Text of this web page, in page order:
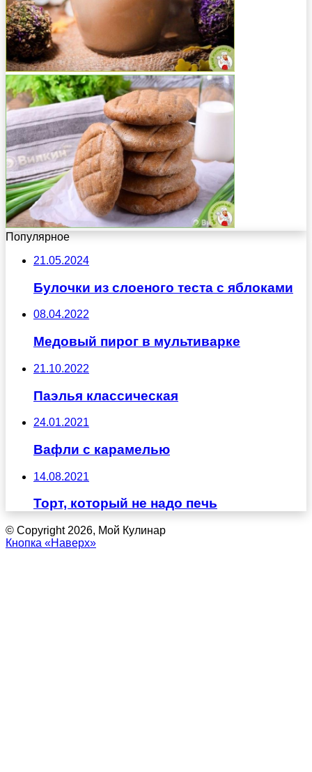
Популярное
21.05.2024
Булочки из слоеного теста с яблоками
08.04.2022
Медовый пирог в мультиварке
21.10.2022
Паэлья классическая
24.01.2021
Вафли с карамелью
14.08.2021
Торт, который не надо печь
© Copyright 2026, Мой Кулинар
Кнопка «Наверх»